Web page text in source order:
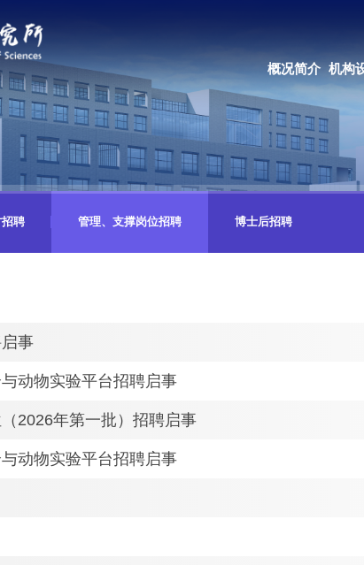
聘 管理、支撑岗位招聘 博士后招聘
事
动物实验平台招聘启事
2026年第一批）招聘启事
动物实验平台招聘启事